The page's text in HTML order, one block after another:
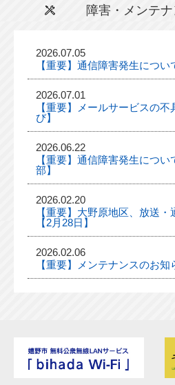
障害・メンテ
2026.07.05
【重要】通信障害発生につい
2026.07.01
【重要】メールサービスの
び】
2026.06.22
【重要】通信障害発生につ
部】
2026.02.20
【重要】大野原地区、放送
【2月28日】
2026.02.06
【重要】メンテナンスのお知